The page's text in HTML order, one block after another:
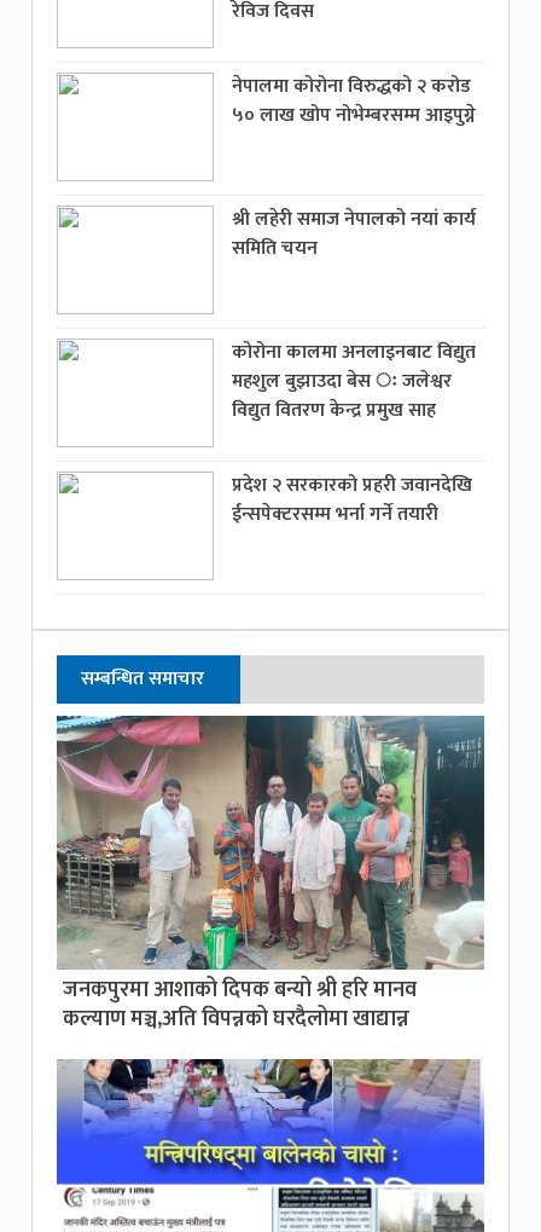
रेविज दिवस
नेपालमा कोरोना विरुद्धको २ करोड
५० लाख खोप नोभेम्बरसम्म आइपुग्ने
श्री लहेरी समाज नेपालको नयां कार्य
समिति चयन
कोरोना कालमा अनलाइनबाट विद्युत
महशुल बुझाउदा बेस ः जलेश्वर
विद्युत वितरण केन्द्र प्रमुख साह
प्रदेश २ सरकारको प्रहरी जवानदेखि
ईन्सपेक्टरसम्म भर्ना गर्ने तयारी
सम्बन्धित समाचार
जनकपुरमा आशाको दिपक बन्यो श्री हरि मानव
कल्याण मञ्च,अति विपन्नको घरदैलोमा खाद्यान्न